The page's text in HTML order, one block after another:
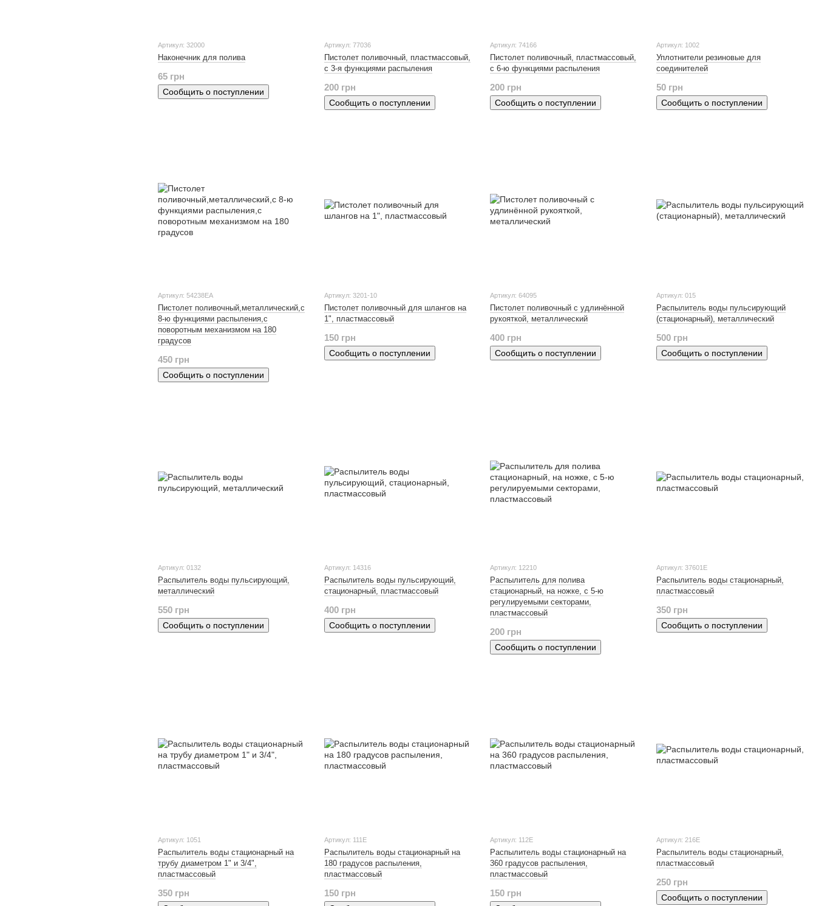
Артикул: 32000
Наконечник для полива
65 грн
Сообщить о поступлении
Артикул: 77036
Пистолет поливочный, пластмассовый,
с 3-я функциями распыления
200 грн
Сообщить о поступлении
Артикул: 74166
Пистолет поливочный, пластмассовый,
с 6-ю функциями распыления
200 грн
Сообщить о поступлении
Артикул: 1002
Уплотнители резиновые для
соединителей
50 грн
Сообщить о поступлении
Артикул: 54238ЕА
Пистолет поливочный,металлический,с
8-ю функциями распыления,с
поворотным механизмом на 180
градусов
450 грн
Сообщить о поступлении
Артикул: 3201-10
Пистолет поливочный для шлангов на
1", пластмассовый
150 грн
Сообщить о поступлении
Артикул: 64095
Пистолет поливочный с удлинённой
рукояткой, металлический
400 грн
Сообщить о поступлении
Артикул: 015
Распылитель воды пульсирующий
(стационарный), металлический
500 грн
Сообщить о поступлении
Артикул: 0132
Распылитель воды пульсирующий,
металлический
550 грн
Сообщить о поступлении
Артикул: 14316
Распылитель воды пульсирующий,
стационарный, пластмассовый
400 грн
Сообщить о поступлении
Артикул: 12210
Распылитель для полива
стационарный, на ножке, с 5-ю
регулируемыми секторами,
пластмассовый
200 грн
Сообщить о поступлении
Артикул: 37601Е
Распылитель воды стационарный,
пластмассовый
350 грн
Сообщить о поступлении
Артикул: 1051
Распылитель воды стационарный на
трубу диаметром 1" и 3/4",
пластмассовый
350 грн
Артикул: 111Е
Распылитель воды стационарный на
180 градусов распыления,
пластмассовый
150 грн
Артикул: 112Е
Распылитель воды стационарный на
360 градусов распыления,
пластмассовый
150 грн
Артикул: 216Е
Распылитель воды стационарный,
пластмассовый
250 грн
Сообщить о поступлении